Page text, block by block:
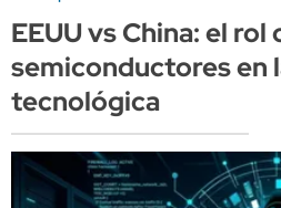
EEUU vs China: el rol
semiconductores en
tecnológica